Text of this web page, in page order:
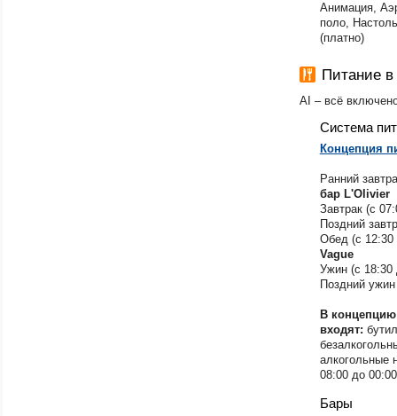
​Анимация,
поло,
(платно)
Питание в
AI – всё
Система
Концепция
Ранний
бар L'Olivier
Завтрак (с
Поздний
Обед (с
Vague
Ужин (с
Поздний
В
входят:
алкогольные
08:00 до 00:00
Бары